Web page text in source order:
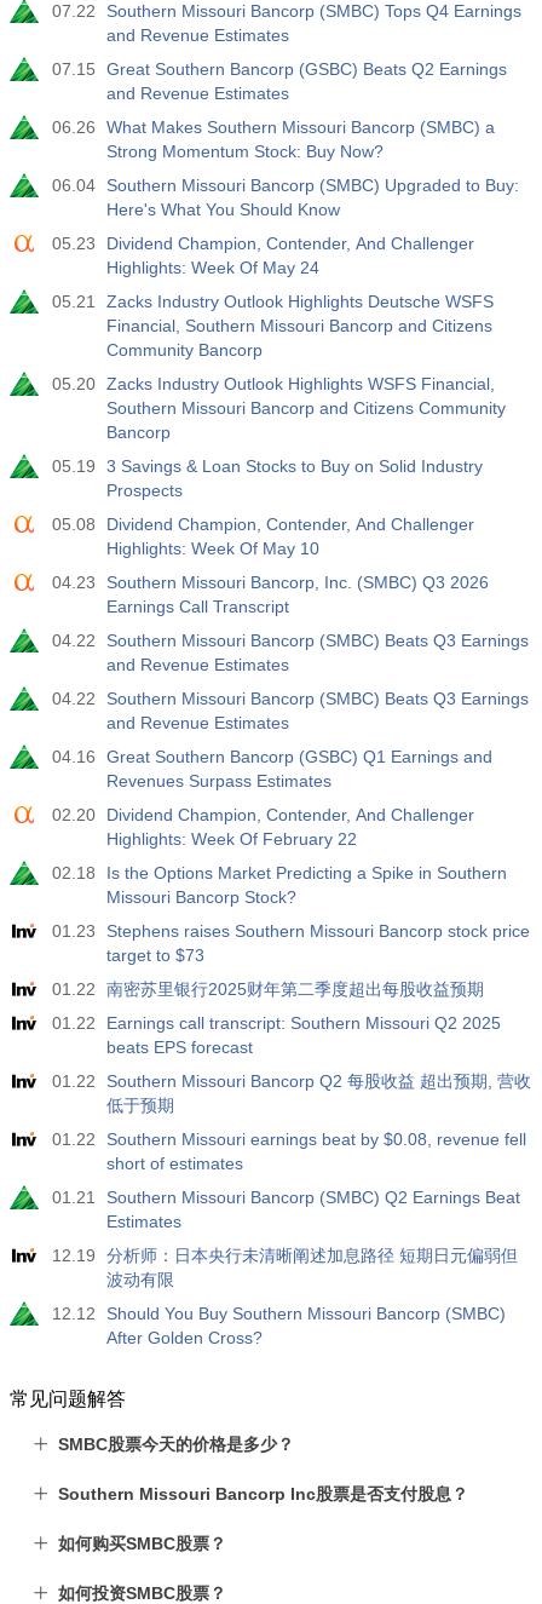
USD
私人非农就业人口
实际值
30 K
预测值
40 K
前值
USD
U6 失业率
实际值
7.9%
预测值
7.9%
前值
USD
贝克休斯美国石油钻井平台
实际值
预测值
前值
17:00
贝克休斯美国钻机总数
实际值
预测值
前值
USD
美联储消费信贷月率 m/m
实际值
$​14.17 B
预测值
$​11.44 B
前值
USD
美国商品期货委员会(CFTC)黄金非商业净持仓
182.1 K
19:30
USD
美国商品期货委员会(CFTC)原油非商业净持仓
112.4 K
120.1 K
19:30
USD
美国商品期货委员会(CFTC)黄金非商业净持仓
实际值
-27.3 K
-17.2 K
19:30
USD
美国商品期货委员会(CFTC)纳斯达克100非商业净持仓
实际值
-14.6 K
4.9 K
07.22
Southern Missouri Bancorp (SMBC) Tops Q4 Earnings
and Revenue Estimates
07.15
Great Southern Bancorp (GSBC) Beats Q2 Earnings
and Revenue Estimates
06.26
What Makes Southern Missouri Bancorp (SMBC) a
Strong Momentum Stock: Buy Now?
06.04
Southern Missouri Bancorp (SMBC) Upgraded to Buy:
Here's What You Should Know
05.23
Dividend Champion, Contender, And Challenger
Highlights: Week Of May 24
05.21
Zacks Industry Outlook Highlights Deutsche WSFS
Financial, Southern Missouri Bancorp and Citizens
Community Bancorp
05.20 Zacks Industry Outlook Highlights WSFS Financial,
Southern Missouri Bancorp and Citizens Community
Bancorp
05.19
3 Savings & Loan Stocks to Buy on Solid Industry
Prospects
05.08
Dividend Champion, Contender, And Challenger
Highlights: Week Of May 10
04.23
Southern Missouri Bancorp, Inc. (SMBC) Q3 2026
Earnings Call Transcript
04.22
Southern Missouri Bancorp (SMBC) Beats Q3 Earnings
and Revenue Estimates
04.22
Southern Missouri Bancorp (SMBC) Beats Q3 Earnings
and Revenue Estimates
04.16
Great Southern Bancorp (GSBC) Q1 Earnings and
Revenues Surpass Estimates
02.20
Dividend Champion, Contender, And Challenger
Highlights: Week Of February 22
02.18
Is the Options Market Predicting a Spike in Southern
Missouri Bancorp Stock?
01.23
Stephens raises Southern Missouri Bancorp stock price
target to $73
01.22
南密苏里银行2025财年第二季度超出每股收益预期
01.22
Earnings call transcript: Southern Missouri Q2 2025
beats EPS forecast
01.22
Southern Missouri Bancorp Q2 每股收益 超出预期, 营收
低于预期
01.22
Southern Missouri earnings beat by $0.08, revenue fell
short of estimates
01.21
Southern Missouri Bancorp (SMBC) Q2 Earnings Beat
Estimates
12.19
分析师：日本央行未清晰阐述加息路径 短期日元偏弱但
波动有限
12.12
Should You Buy Southern Missouri Bancorp (SMBC)
After Golden Cross?
常见问题解答
SMBC股票今天的价格是多少？
Southern Missouri Bancorp Inc股票是否支付股息？
如何购买SMBC股票？
如何投资SMBC股票？